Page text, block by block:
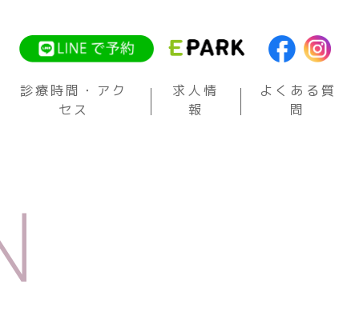
診療時間・アク
セス
求人情
報
よくある質
問